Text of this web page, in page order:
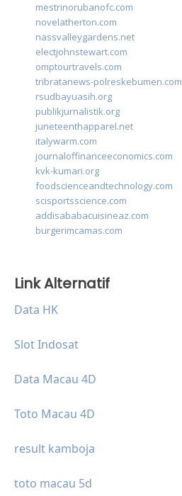
mestrinorubanofc.com
novelatherton.com
nassvalleygardens.net
electjohnstewart.com
omptourtravels.com
tribratanews-polreskebumen.com
rsudbayuasih.org
publikjurnalistik.org
juneteenthapparel.net
italywarm.com
journaloffinanceeconomics.com
kvk-kumari.org
foodscienceandtechnology.com
scisportsscience.com
addisababacuisineaz.com
burgerimcamas.com
Link Alternatif
Data HK
Slot Indosat
Data Macau 4D
Toto Macau 4D
result kamboja
toto macau 5d